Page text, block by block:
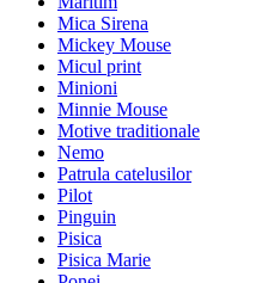
Mica Sirena
Mickey Mouse
Micul print
Minioni
Minnie Mouse
Motive traditionale
Nemo
Patrula catelusilor
Pilot
Pinguin
Pisica
Pisica Marie